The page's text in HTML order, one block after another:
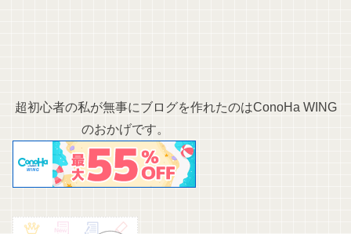
超初心者の私が無事にブログを作れたのはConoHa WING
のおかげです。